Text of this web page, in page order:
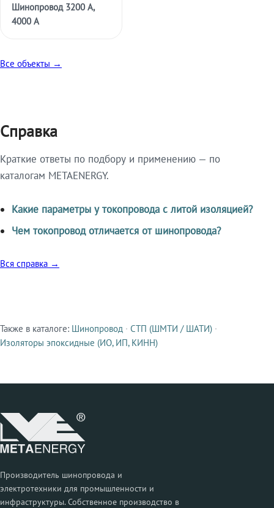
Шинопровод 3200 А,
4000 А
Все объекты →
Справка
Краткие ответы по подбору и применению — по
каталогам METAENERGY.
Какие параметры у токопровода с литой изоляцией?
Чем токопровод отличается от шинопровода?
Вся справка →
Смежные продукты
Также в каталоге: Шинопровод · СТП (ШМТИ / ШАТИ) ·
Изоляторы эпоксидные (ИО, ИП, КИНН)
Производитель шинопровода и
электротехники для промышленности и
инфраструктуры. Собственное производство в